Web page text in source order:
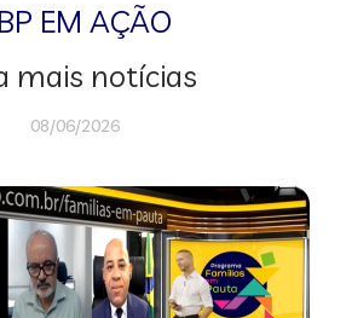
EM AÇÃO
mais notícias
08/06/2026